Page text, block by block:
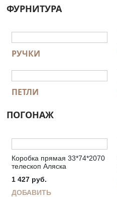
ФУРНИТУРА
РУЧКИ
ПЕТЛИ
ПОГОНАЖ
Коробка прямая 33*74*2070
телескоп Аляска
1 427 руб.
ДОБАВИТЬ